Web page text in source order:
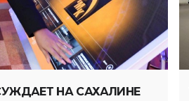
НА САХАЛИНЕ